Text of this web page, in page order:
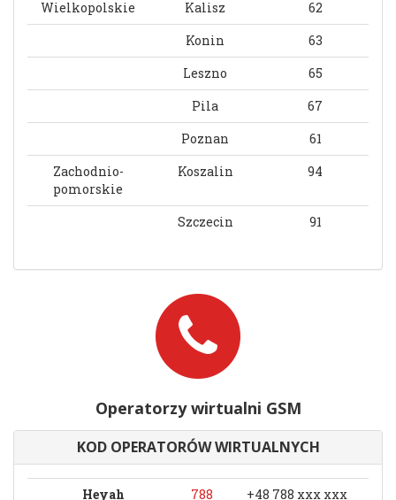
Wielkopolskie
Kalisz
62
Konin
63
Leszno
65
Pila
67
Poznan
61
Zachodnio-
pomorskie
Koszalin 94
Szczecin 91
Operatorzy wirtualni GSM
KOD OPERATORÓW WIRTUALNYCH
Heyah 788 +48 788 xxx xxx